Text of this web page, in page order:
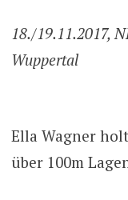
18./19.11.2017,
Wuppertal
Ella Wagner
über 100m